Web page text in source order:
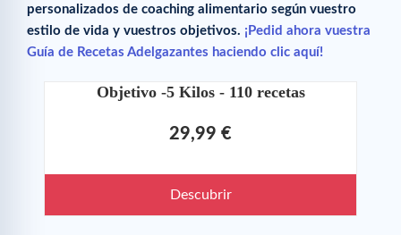
personalizados de coaching alimentario según vuestro
estilo de vida y vuestros objetivos. ¡Pedid ahora vuestra
Guía de Recetas Adelgazantes haciendo clic aquí!
Objetivo -5 Kilos - 110 recetas
29,99 €
Descubrir